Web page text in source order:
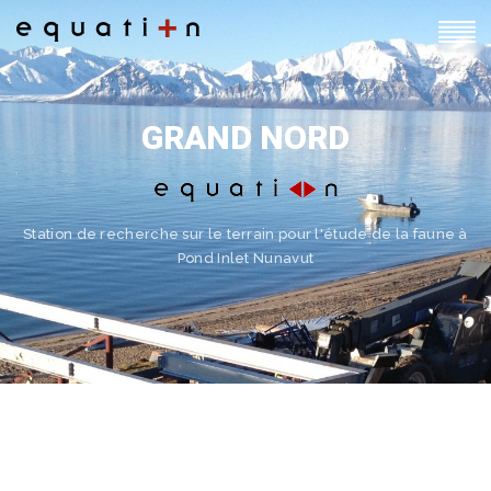
GRAND NORD
Station de recherche sur le terrain pour l'étude de la faune à
Pond Inlet Nunavut